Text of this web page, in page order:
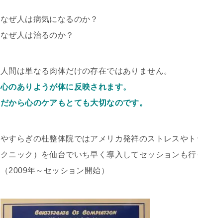
なぜ人は病気になるのか？
なぜ人は治るのか？
人間は単なる肉体だけの存在ではありません。
心のありようが体に反映されます。
だから心のケアもとても大切なのです。
やすらぎの杜整体院ではアメリカ発祥のストレスや
クニック）を仙台でいち早く導入してセッションも行
（2009年～セッション開始）